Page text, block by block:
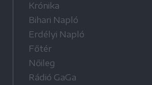
Krónika
Bihari Napló
Erdélyi Napló
Főtér
Nőileg
Rádió GaGa